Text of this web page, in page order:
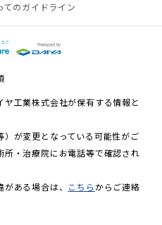
てのガイドライン
工業株式会社が保有する情報と
が変更となっている可能性がご
・治療院にお電話等で確認され
ある場合は、 こちら からご連絡